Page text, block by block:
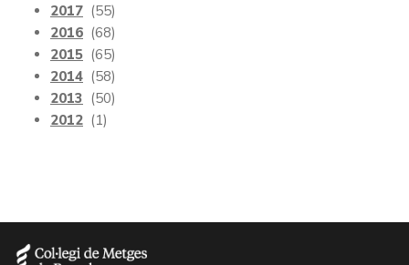
2017 (55)
2016 (68)
2015 (65)
2014 (58)
2013 (50)
2012 (1)